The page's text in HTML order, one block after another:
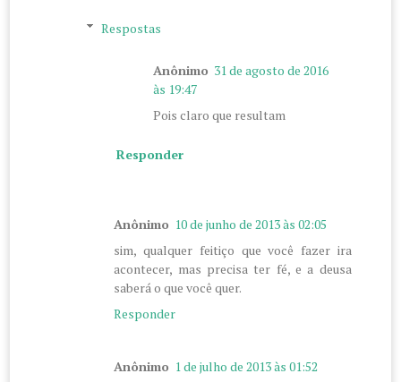
Respostas
Anônimo 31 de agosto de 2016
às 19:47
Pois claro que resultam
Responder
Anônimo 10 de junho de 2013 às 02:05
sim, qualquer feitiço que você fazer ira
acontecer, mas precisa ter fé, e a deusa
saberá o que você quer.
Responder
Anônimo 1 de julho de 2013 às 01:52